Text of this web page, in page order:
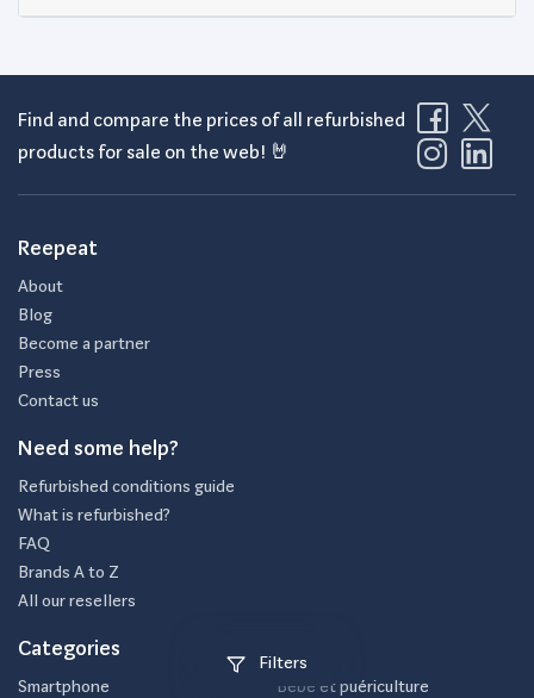
Filters
Find and compare the prices of all refurbished
products for sale on the web! 🤘
Reepeat
About
Blog
Become a partner
Press
Contact us
Need some help?
Refurbished conditions guide
What is refurbished?
FAQ
Brands A to Z
All our resellers
Categories
Smartphone Bébé et puériculture